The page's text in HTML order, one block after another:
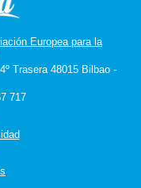
Europea para la
Trasera 48015 Bilbao -
717